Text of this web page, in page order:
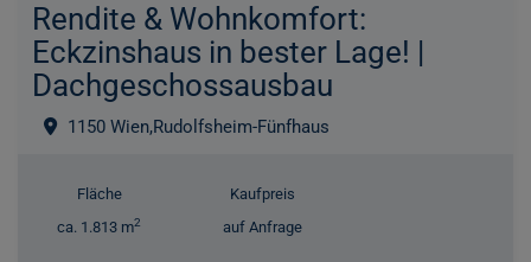
Rendite & Wohnkomfort:
Eckzinshaus in bester Lage! |
Dachgeschossausbau
1150 Wien,Rudolfsheim-Fünfhaus
Fläche
ca. 1.813 m2
Kaufpreis
auf Anfrage